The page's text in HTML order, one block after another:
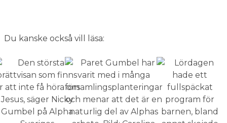
Du kanske också vill läsa: